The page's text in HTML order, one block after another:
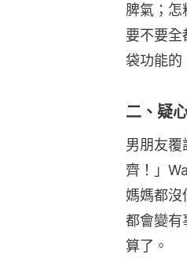
脾氣；怎
要不要全
袋功能的
二、疑
男朋友
齊！」
媽媽都沒
都會變有
算了。